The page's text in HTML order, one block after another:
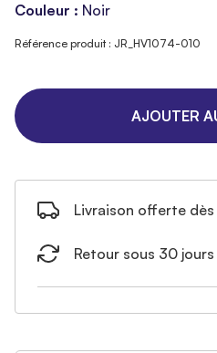
Couleur : Noir
Référence produit : JR_HV1074-010
AJOUTER
Livraison offerte
Retour sous 30 jours